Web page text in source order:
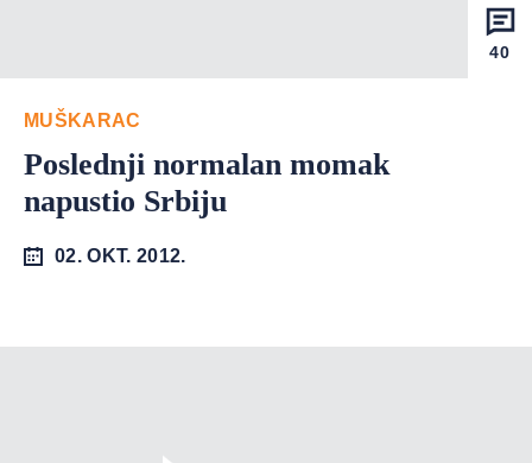
40
MUŠKARAC
Poslednji normalan momak
napustio Srbiju
02. OKT. 2012.